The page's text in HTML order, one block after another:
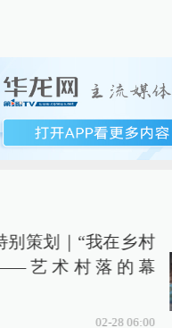
别策划｜“我在乡村
艺术村落的幕
02-28 06:00